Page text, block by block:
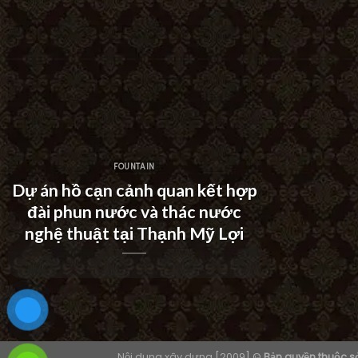
FOUNTAIN
Dự án hồ cạn cảnh quan kết hợp
đài phun nước và thác nước
nghệ thuật tại Thạnh Mỹ Lợi
Dự án
tại